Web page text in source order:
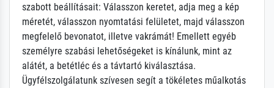
szabott beállításait: Válasszon keretet, adja meg a kép
méretét, válasszon nyomtatási felületet, majd válasszon
megfelelő bevonatot, illetve vakrámát! Emellett egyéb
személyre szabási lehetőségeket is kínálunk, mint az
alátét, a betétléc és a távtartó kiválasztása.
Ügyfélszolgálatunk szívesen segít a tökéletes műalkotás